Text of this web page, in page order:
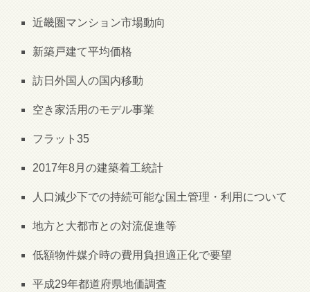
近畿圏マンション市場動向
新築戸建て平均価格
訪日外国人の国内移動
空き家活用のモデル事業
フラット35
2017年8月の建築着工統計
人口減少下での持続可能な国土管理・利用について
地方と大都市との対流促進等
低額物件媒介時の費用負担適正化で要望
平成29年都道府県地価調査